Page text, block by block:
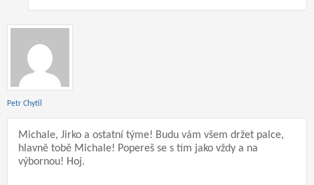
Petr Chytil
Michale, Jirko a ostatní týme! Budu vám všem držet palce,
hlavně tobě Michale! Popereš se s tím jako vždy a na
výbornou! Hoj.